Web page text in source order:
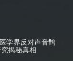
学界反对声音鹊
揭秘真相